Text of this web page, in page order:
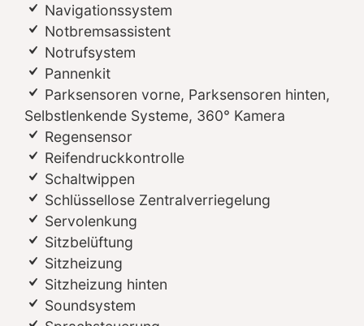
Navigationssystem
Notbremsassistent
Notrufsystem
Pannenkit
Parksensoren vorne, Parksensoren hinten,
Selbstlenkende Systeme, 360° Kamera
Regensensor
Reifendruckkontrolle
Schaltwippen
Schlüssellose Zentralverriegelung
Servolenkung
Sitzbelüftung
Sitzheizung
Sitzheizung hinten
Soundsystem